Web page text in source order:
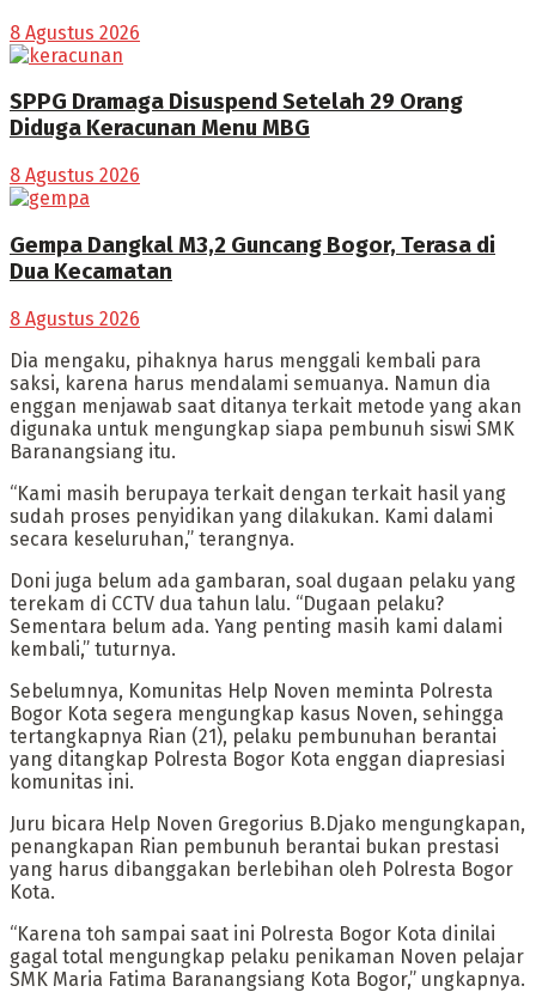
8 Agustus 2026
SPPG Dramaga Disuspend Setelah 29 Orang
Diduga Keracunan Menu MBG
8 Agustus 2026
Gempa Dangkal M3,2 Guncang Bogor, Terasa di
Dua Kecamatan
8 Agustus 2026
Dia mengaku, pihaknya harus menggali kembali para
saksi, karena harus mendalami semuanya. Namun dia
enggan menjawab saat ditanya terkait metode yang akan
digunaka untuk mengungkap siapa pembunuh siswi SMK
Baranangsiang itu.
“Kami masih berupaya terkait dengan terkait hasil yang
sudah proses penyidikan yang dilakukan. Kami dalami
secara keseluruhan,” terangnya.
Doni juga belum ada gambaran, soal dugaan pelaku yang
terekam di CCTV dua tahun lalu. “Dugaan pelaku?
Sementara belum ada. Yang penting masih kami dalami
kembali,” tuturnya.
Sebelumnya, Komunitas Help Noven meminta Polresta
Bogor Kota segera mengungkap kasus Noven, sehingga
tertangkapnya Rian (21), pelaku pembunuhan berantai
yang ditangkap Polresta Bogor Kota enggan diapresiasi
komunitas ini.
Juru bicara Help Noven Gregorius B.Djako mengungkapan,
penangkapan Rian pembunuh berantai bukan prestasi
yang harus dibanggakan berlebihan oleh Polresta Bogor
Kota.
“Karena toh sampai saat ini Polresta Bogor Kota dinilai
gagal total mengungkap pelaku penikaman Noven pelajar
SMK Maria Fatima Baranangsiang Kota Bogor,” ungkapnya.